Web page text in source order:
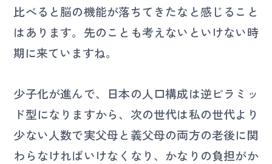
比べると脳の機能が落ちてきたなと感じること
はあります。先のことも考えないといけない時
期に来ていますね。
少子化が進んで、日本の人口構成は逆ピラミッ
ド型になりますから、次の世代は私の世代より
少ない人数で実父母と義父母の両方の老後に関
わらなければいけなくなり、かなりの負担がか